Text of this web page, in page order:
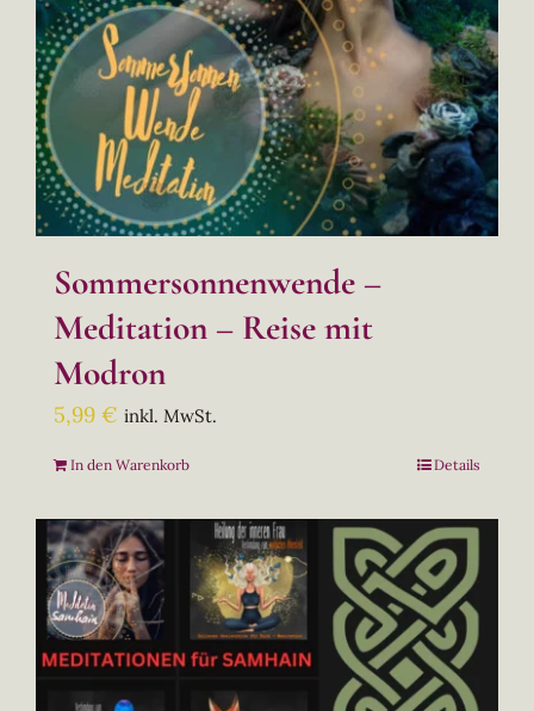
Sommersonnenwende –
Meditation – Reise mit
Modron
5,99 € inkl. MwSt.
In den Warenkorb Details